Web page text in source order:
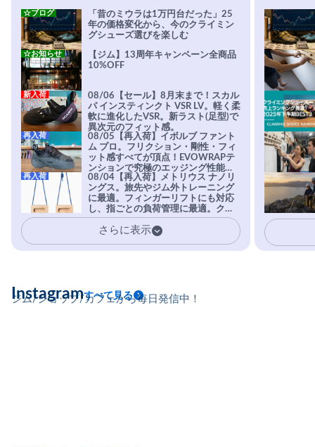
「昔のミウラは1万円台だった」25
年の価格変化から、今のクライミン
グシューズ選びを楽しむ
☆ブログ
【ジム】13周年キャンペーン全商品
10%OFF
☆お知らせ
08/06【セール】8月末まで！スカル
パ インスティンクト VSR LV。軽く柔
軟に進化したVSR。新ラスト(足型)で
異次元のフィット感。
新入荷
08/05【再入荷】イボルブ ファント
ム プロ。フリクション・剛性・フィ
ット感すべてが頂点！EVOWRAPテ
ンションで究極のエッジング性能を
実現。進化系ラバーEvo-74はTRAX
を凌駕する粘着力で極小ホールドに
安心感。
再入荷
08/04【再入荷】メトリウス ナノリ
ングス。旅先やジム外トレーニング
に最適。フィンガーリフトにも対応
し、指ごとの負荷管理に最適。クラ
イマーの指を本気で鍛えるギア。
再入荷
さらに表示
ジム/ショップ/カフェから毎日発信中！
Instagramすべて見る